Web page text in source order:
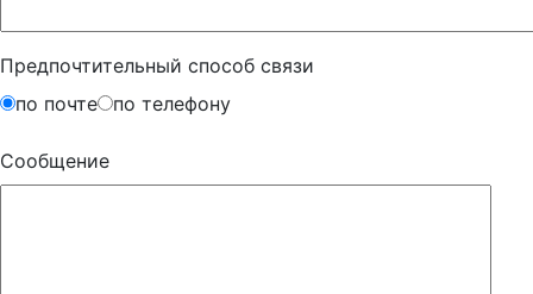
Предпочтительный способ связи
по почте
по телефону
Сообщение